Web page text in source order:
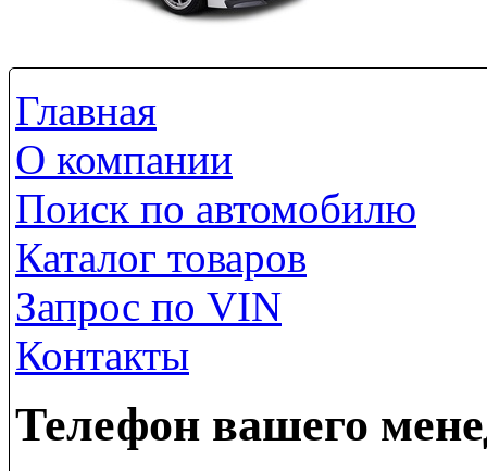
Главная
О компании
Поиск по автомобилю
Каталог товаров
Запрос по VIN
Контакты
Телефон вашего